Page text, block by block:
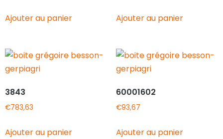
Ajouter au panier Ajouter au panier
3843
€783,63
Ajouter au panier
60001602
€93,67
Ajouter au panier